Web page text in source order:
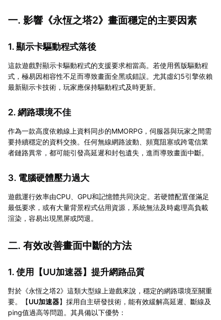
一. 影響《永恆之塔2》畫面穩定的主要因素
1. 顯示卡驅動程式落後
這款遊戲對顯示卡驅動程式的支援要求相當高。若使用舊版驅動程
式，極易因相容性不足而導致畫面全黑或錯誤。尤其虛幻5引擎依賴
最新顯示卡技術，玩家應保持驅動程式及時更新。
2. 網路環境不佳
作為一款高度依賴線上資料同步的MMORPG，伺服器與玩家之間需
要持續穩定的資料交換。任何無線網路波動、頻寬阻塞或跨電信業
者鏈路異常，都可能引發高延遲和封包遺失，進而導致畫面中斷。
3. 電腦硬體壓力過大
遊戲運行效率由CPU、GPU和記憶體共同決定。若硬體配置僅滿足
最低要求，或有大量背景程式佔用資源，系統無法及時處理高負載
渲染，容易出現黑屏或閃退。
二. 有效改善畫面中斷的方法
1. 使用【UU加速器】提升網路品質
對於《永恆之塔2》這類大型線上遊戲來說，穩定的網路環境至關重
要。【UU加速器】採用自主研發技術，能有效緩解高延遲、斷線及
ping值過高等問題。其具備以下優勢：